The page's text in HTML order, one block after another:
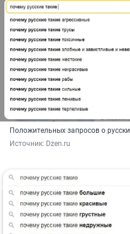
Положительных запросов о
Источник: Dzen.ru